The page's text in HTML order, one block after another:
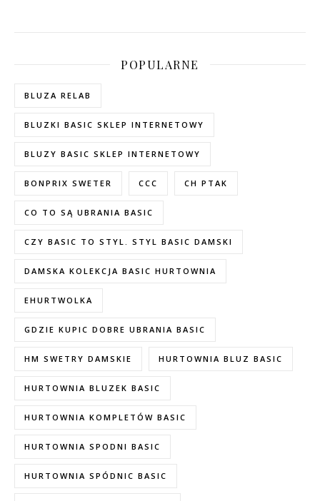
POPULARNE
BLUZA RELAB
BLUZKI BASIC SKLEP INTERNETOWY
BLUZY BASIC SKLEP INTERNETOWY
BONPRIX SWETER CCC CH PTAK
CO TO SĄ UBRANIA BASIC
CZY BASIC TO STYL. STYL BASIC DAMSKI
DAMSKA KOLEKCJA BASIC HURTOWNIA
EHURTWOLKA
GDZIE KUPIC DOBRE UBRANIA BASIC
HM SWETRY DAMSKIE HURTOWNIA BLUZ BASIC
HURTOWNIA BLUZEK BASIC
HURTOWNIA KOMPLETÓW BASIC
HURTOWNIA SPODNI BASIC
HURTOWNIA SPÓDNIC BASIC